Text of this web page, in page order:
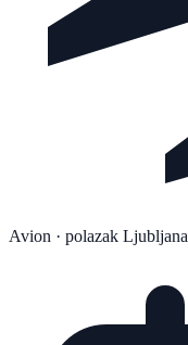
Avion · polazak Ljubljana